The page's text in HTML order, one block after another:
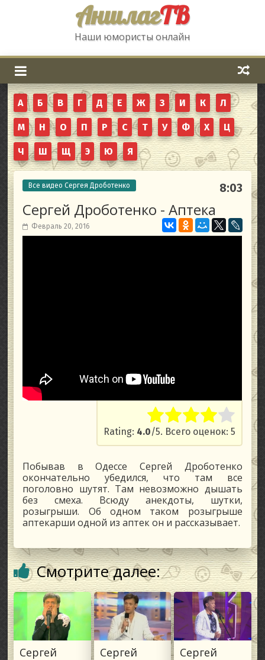
АншлагТВ
Наши юмористы онлайн
А Б В Г Д Е Ж З И К Л
М Н О П Р С Т У Ф Х Ц
Ч Ш Щ Э Ю Я
Все видео Сергея Дроботенко 8:03
Сергей Дроботенко - Аптека
Февраль 20, 2016
Rate this item:
Submit
Rating: 4.0/5. Всего оценок: 5
Побывав в Одессе Сергей Дроботенко
окончательно убедился, что там все
поголовно шутят. Там невозможно дышать
без смеха. Всюду анекдоты, шутки,
розыгрыши. Об одном таком розыгрыше
аптекарши одной из аптек он и рассказывает.
Смотрите далее:
Сергей
Сергей
Сергей